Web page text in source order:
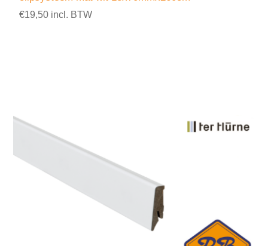
€19,50 incl. BTW